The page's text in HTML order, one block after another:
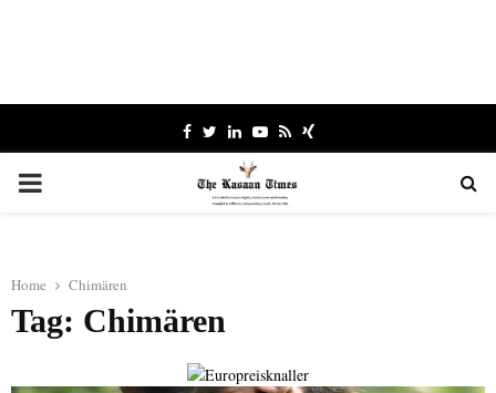
Facebook
TwitterLinkedinYoutube
RssXing
PRIMARY
Home Chimären
Tag: Chimären